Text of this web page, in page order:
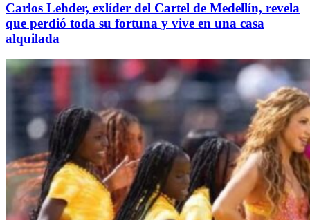
Carlos Lehder, exlíder del Cartel de Medellín, revela
que perdió toda su fortuna y vive en una casa
alquilada